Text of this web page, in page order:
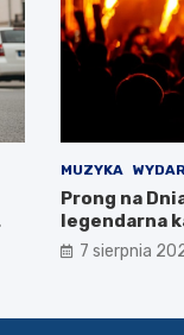
MUZYKA
Prong na
legendarna
żywo!
7 sierpnia